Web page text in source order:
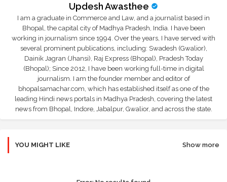
Updesh Awasthee
I am a graduate in Commerce and Law, and a journalist based in
Bhopal, the capital city of Madhya Pradesh, India. I have been
working in journalism since 1994. Over the years, I have served with
several prominent publications, including: Swadesh (Gwalior),
Dainik Jagran (Jhansi), Raj Express (Bhopal), Pradesh Today
(Bhopal); Since 2012, I have been working full-time in digital
journalism. I am the founder member and editor of
bhopalsamachar.com, which has established itself as one of the
leading Hindi news portals in Madhya Pradesh, covering the latest
news from Bhopal, Indore, Jabalpur, Gwalior, and across the state.
YOU MIGHT LIKE Show more